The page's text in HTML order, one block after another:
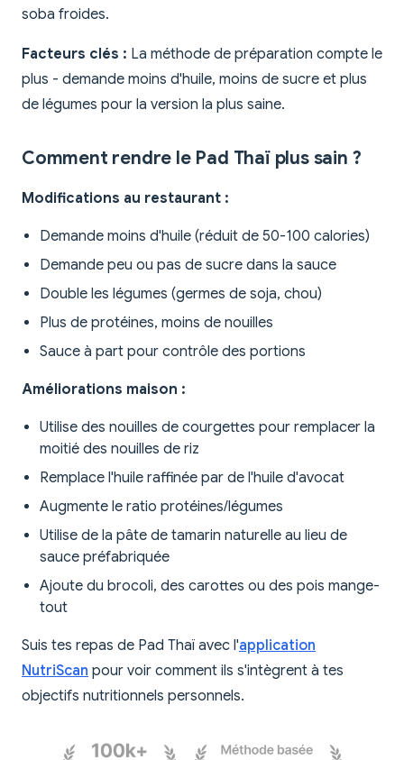
soba froides.
Facteurs clés : La méthode de préparation compte le
plus - demande moins d'huile, moins de sucre et plus
de légumes pour la version la plus saine.
Comment rendre le Pad Thaï plus sain ?
Modifications au restaurant :
Demande moins d'huile (réduit de 50-100 calories)
Demande peu ou pas de sucre dans la sauce
Double les légumes (germes de soja, chou)
Plus de protéines, moins de nouilles
Sauce à part pour contrôle des portions
Améliorations maison :
Utilise des nouilles de courgettes pour remplacer la
moitié des nouilles de riz
Remplace l'huile raffinée par de l'huile d'avocat
Augmente le ratio protéines/légumes
Utilise de la pâte de tamarin naturelle au lieu de
sauce préfabriquée
Ajoute du brocoli, des carottes ou des pois mange-
tout
Suis tes repas de Pad Thaï avec l'application
NutriScan pour voir comment ils s'intègrent à tes
objectifs nutritionnels personnels.